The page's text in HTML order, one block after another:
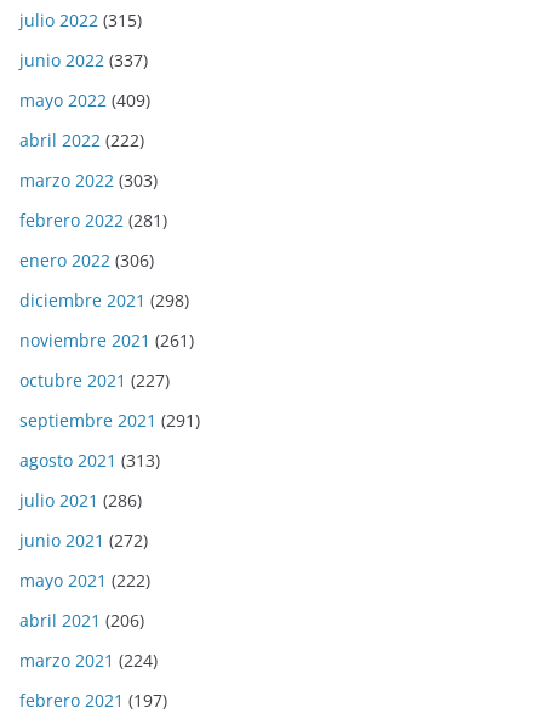
julio 2022 (315)
junio 2022 (337)
mayo 2022 (409)
abril 2022 (222)
marzo 2022 (303)
febrero 2022 (281)
enero 2022 (306)
diciembre 2021 (298)
noviembre 2021 (261)
octubre 2021 (227)
septiembre 2021 (291)
agosto 2021 (313)
julio 2021 (286)
junio 2021 (272)
mayo 2021 (222)
abril 2021 (206)
marzo 2021 (224)
febrero 2021 (197)